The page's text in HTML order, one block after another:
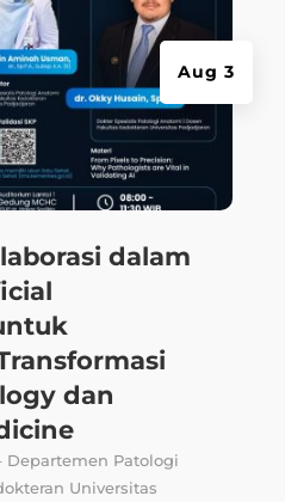
dalam
dan
Aug 3
Departemen Patologi
Universitas